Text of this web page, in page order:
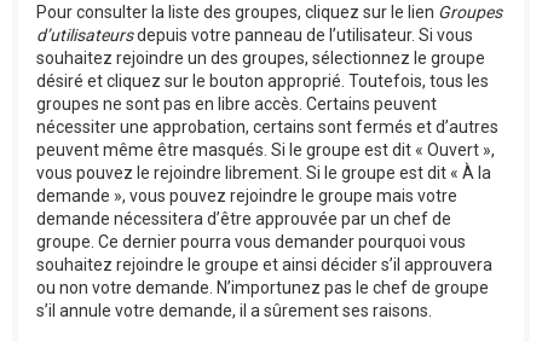
Pour consulter la liste des groupes, cliquez sur le lien Groupes
d’utilisateursdepuis votre panneau de l’utilisateur. Si vous
souhaitez rejoindre un des groupes, sélectionnez le groupe
désiré et cliquez sur le bouton approprié. Toutefois, tous les
groupes ne sont pas en libre accès. Certains peuvent
nécessiter une approbation, certains sont fermés et d’autres
peuvent même être masqués. Si le groupe est dit « Ouvert »,
vous pouvez le rejoindre librement. Si le groupe est dit « À la
demande », vous pouvez rejoindre le groupe mais votre
demande nécessitera d’être approuvée par un chef de
groupe. Ce dernier pourra vous demander pourquoi vous
souhaitez rejoindre le groupe et ainsi décider s’il approuvera
ou non votre demande. N’importunez pas le chef de groupe
s’il annule votre demande, il a sûrement ses raisons.